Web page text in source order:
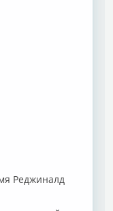
Реджиналд